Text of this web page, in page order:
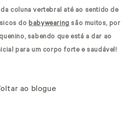
coluna vertebral até ao sentido de
dobabywearing são muitos, por
sabendo que está a dar ao
para um corpo forte e saudável!
ao blogue